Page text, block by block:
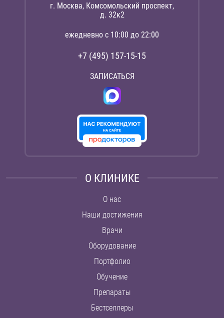
г. Москва, Комсомольский проспект,
д. 32к2
ежедневно с 10:00 до 22:00
+7 (495) 157-15-15
ЗАПИСАТЬСЯ
О КЛИНИКЕ
О нас
Наши достижения
Врачи
Оборудование
Портфолио
Обучение
Препараты
Бестселлеры